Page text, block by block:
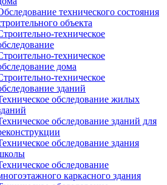
технического состояния
объекта
техническое
техническое
дома
техническое
зданий
обследование жилых
обследование зданий для
обследование здания
обследование
каркасного здания